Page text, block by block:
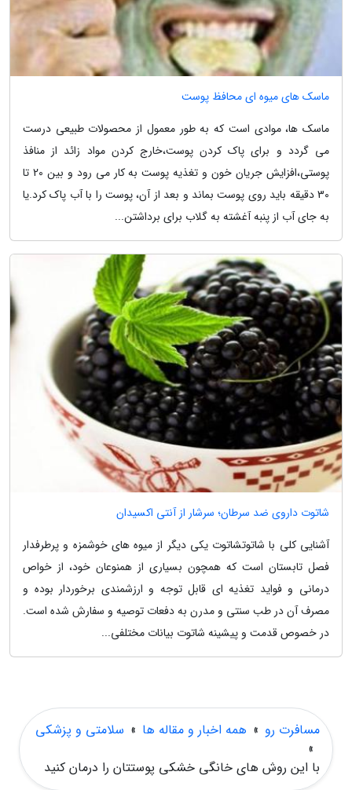
ماسک های میوه ای محافظ پوست
ماسک ها، موادی است که به طور معمول از محصولات طبیعی درست
می گردد و برای پاک کردن پوست،خارج کردن مواد زائد از منافذ
پوستی،افزایش جریان خون و تغذیه پوست به کار می رود و بین 20 تا
30 دقیقه باید روی پوست بماند و بعد از آن، پوست را با آب پاک کرد.یا
به جای آب از پنبه آغشته به گلاب برای برداشتن...
شاتوت داروی ضد سرطان؛ سرشار از آنتی اکسیدان
آشنایی کلی با شاتوتشاتوت یکی دیگر از میوه های خوشمزه و پرطرفدار
فصل تابستان است که همچون بسیاری از همنوعان خود، از خواص
درمانی و فواید تغذیه ای قابل توجه و ارزشمندی برخوردار بوده و
مصرف آن در طب سنتی و مدرن به دفعات توصیه و سفارش شده است.
در خصوص قدمت و پیشینه شاتوت بیانات مختلفی...
مسافرت رو » همه اخبار و مقاله ها » سلامتی و پزشکی
»
با این روش های خانگی خشکی پوستتان را درمان کنید